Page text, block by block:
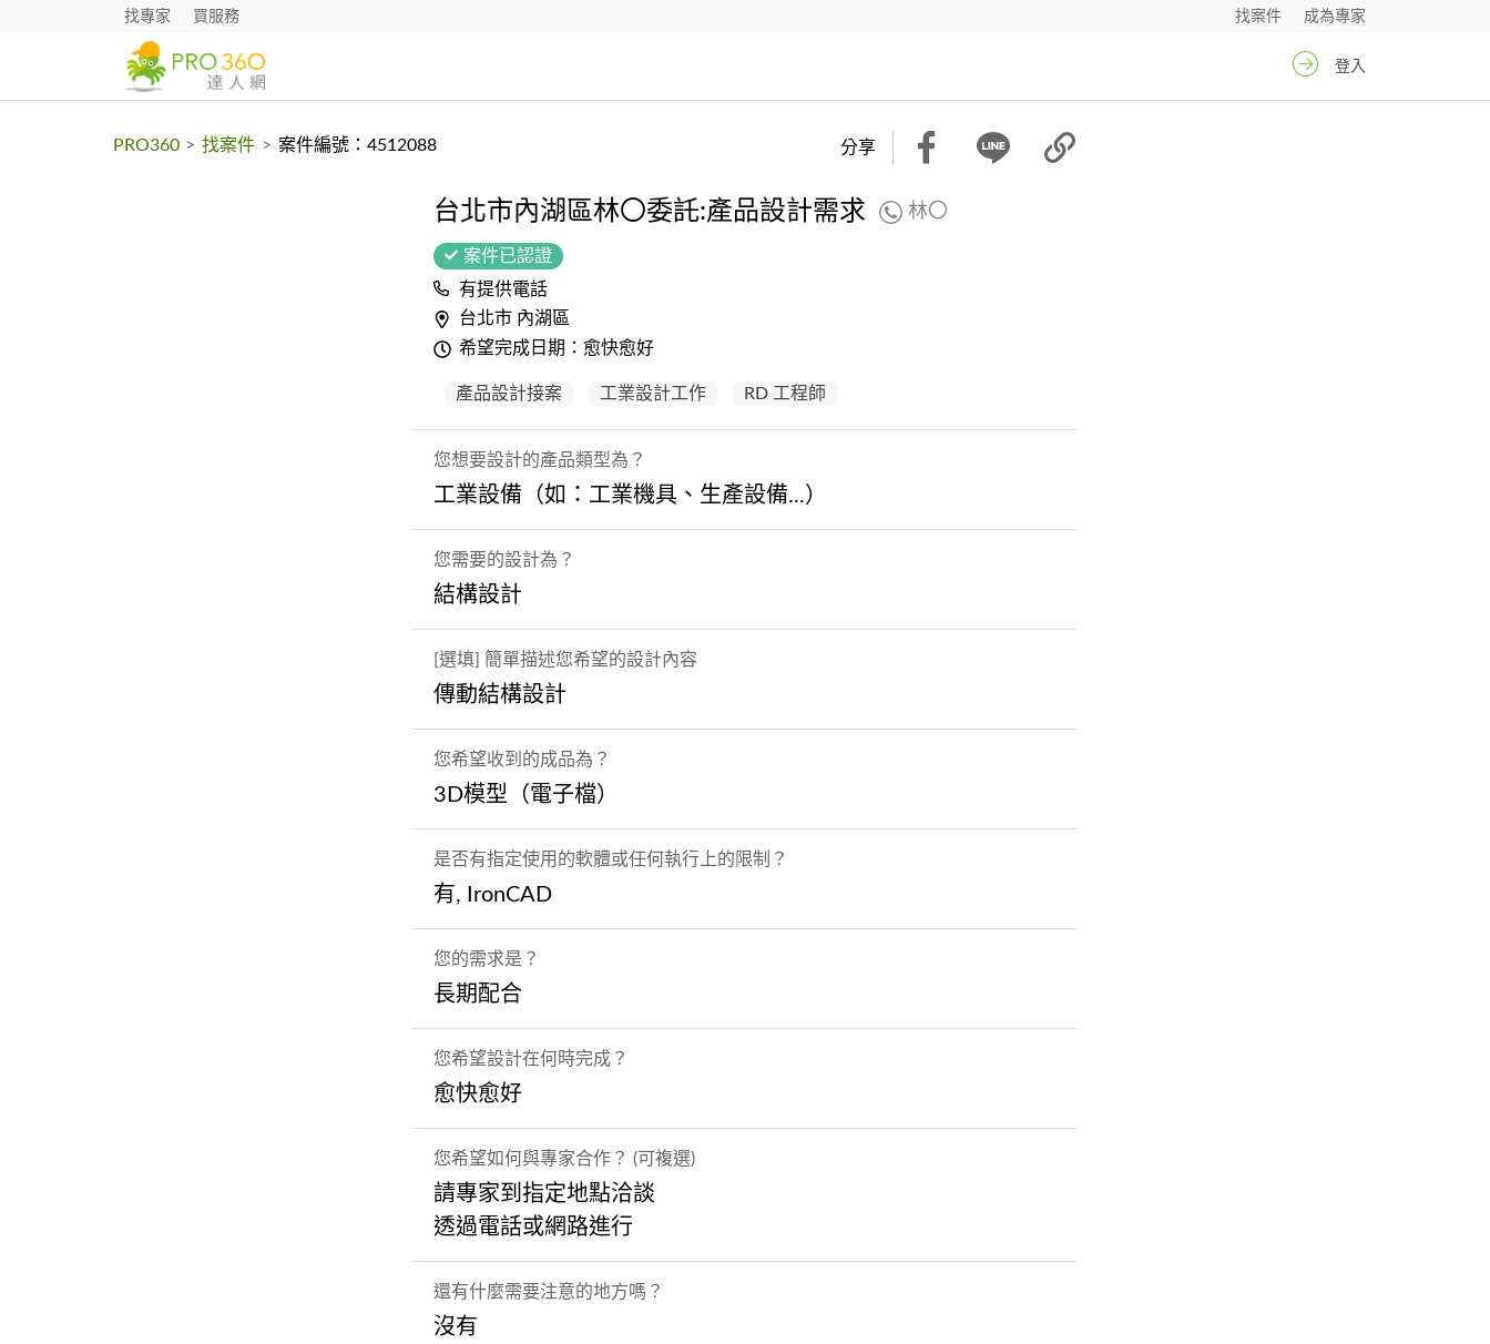
找專家 買服務 成為專家
找案件
登入
PRO360 > 找案件 > 案件編號：4512088 分享
台北市內湖區林〇委託:產品設計需求 林〇
案件已認證
有提供電話
台北市 內湖區
希望完成日期：愈快愈好
產品設計接案 工業設計工作 RD 工程師
您想要設計的產品類型為？
工業設備（如：工業機具、生產設備...）
您需要的設計為？
結構設計
[選填] 簡單描述您希望的設計內容
傳動結構設計
您希望收到的成品為？
3D模型（電子檔）
是否有指定使用的軟體或任何執行上的限制？
有, IronCAD
您的需求是？
長期配合
您希望設計在何時完成？
愈快愈好
您希望如何與專家合作？ (可複選)
請專家到指定地點洽談
透過電話或網路進行
還有什麼需要注意的地方嗎？
沒有